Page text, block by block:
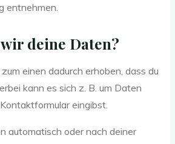
entnehmen.
deine Daten?
einen dadurch erhoben, dass du
kann es sich z. B. um Daten
eingibst.
automatisch oder nach deiner